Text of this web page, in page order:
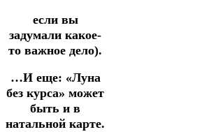
если вы
задумали какое-
то важное дело).
…И еще: «Луна
без курса» может
быть и в
натальной карте.